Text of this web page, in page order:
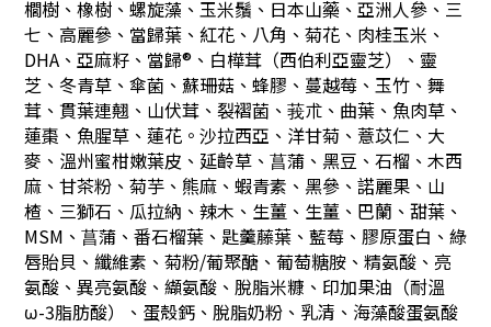
櫚樹、橡樹、螺旋藻、玉米鬚、日本山藥、亞洲人參、三
七、高麗參、當歸葉、紅花、八角、菊花、肉桂玉米、
DHA、亞麻籽、當歸®、白樺茸（西伯利亞靈芝）、靈
芝、冬青草、傘菌、蘇珊菇、蜂膠、蔓越莓、玉竹、舞
茸、貫葉連翹、山伏茸、裂褶菌、莪朮、曲葉、魚肉草、
蓮棗、魚腥草、蓮花。沙拉西亞、洋甘菊、薏苡仁、大
麥、溫州蜜柑嫩葉皮、延齡草、菖蒲、黑豆、石榴、木西
麻、甘茶粉、菊芋、熊麻、蝦青素、黑參、諾麗果、山
楂、三獅石、瓜拉納、辣木、生薑、生薑、巴蘭、甜葉、
MSM、菖蒲、番石榴葉、匙羹藤葉、藍莓、膠原蛋白、綠
唇貽貝、纖維素、菊粉/葡聚醣、葡萄糖胺、精氨酸、亮
氨酸、異亮氨酸、纈氨酸、脫脂米糠、印加果油（耐溫
ω-3脂肪酸）、蛋殼鈣、脫脂奶粉、乳清、海藻酸蛋氨酸